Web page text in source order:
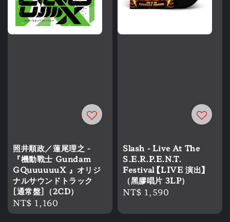
照井順政／蓮尾理之 -
『機動戰士 Gundam
GQuuuuuuX 』オリジ
ナルサウンドトラック
[通常盤]（2CD）
Regular
price
NT$ 1,160
Slash - Live At The
S.E.R.P.E.N.T.
Festival 【LIVE 演出】
（黑膠唱片 3LP）
Regular
NT$ 1,590